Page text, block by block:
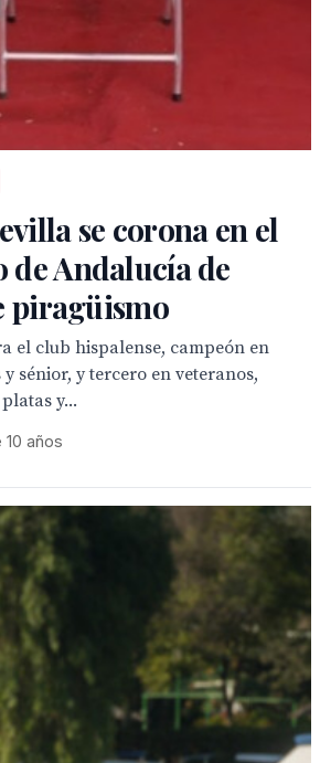
se corona en el
de Andalucía de
piragüismo
el club hispalense, campeón en
sénior, y tercero en veteranos,
y...
10 años